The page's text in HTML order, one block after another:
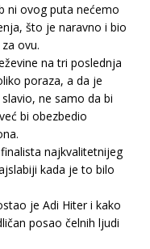
ni ovog puta nećemo
što je naravno i bio
ovu.
na tri poslednja
poraza, a da je
ne samo da bi
bi obezbedio
najkvalitetnijeg
kada je to bilo
je Adi Hiter i kako
posao čelnih ljudi